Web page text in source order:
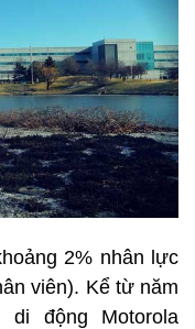
2% nhân lực
viên). Kể từ năm
động Motorola